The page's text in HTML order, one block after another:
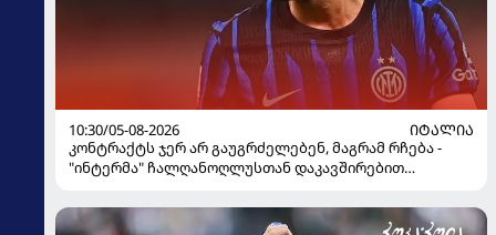
10:30/05-08-2026
ᲘᲢᲐᲚᲘᲐ
კონტრაქტს ჯერ არ გაუგრძელებენ, მაგრამ რჩება -
"ინტერმა" ჩალღანოღლუსთან დაკავშირებით